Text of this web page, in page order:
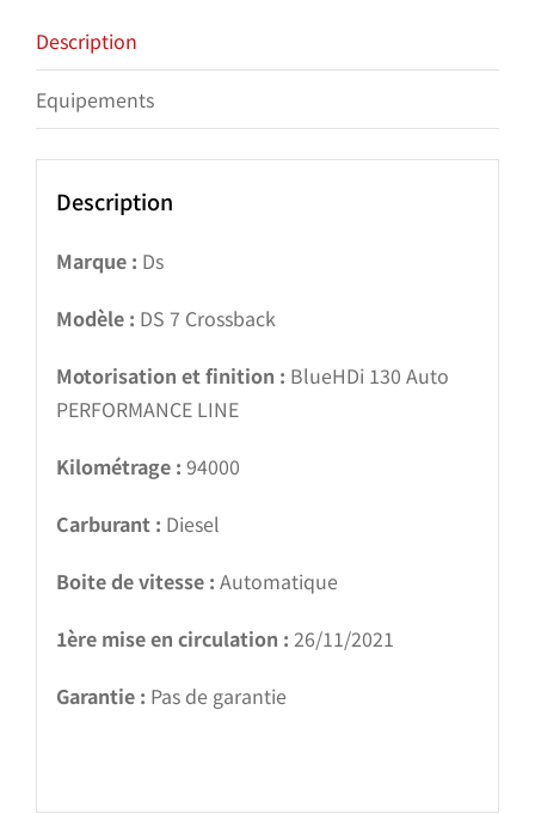
Description
Equipements
Description
Marque : Ds
Modèle : DS 7 Crossback
Motorisation et finition : BlueHDi 130 Auto
PERFORMANCE LINE
Kilométrage : 94000
Carburant : Diesel
Boite de vitesse : Automatique
1ère mise en circulation : 26/11/2021
Garantie : Pas de garantie